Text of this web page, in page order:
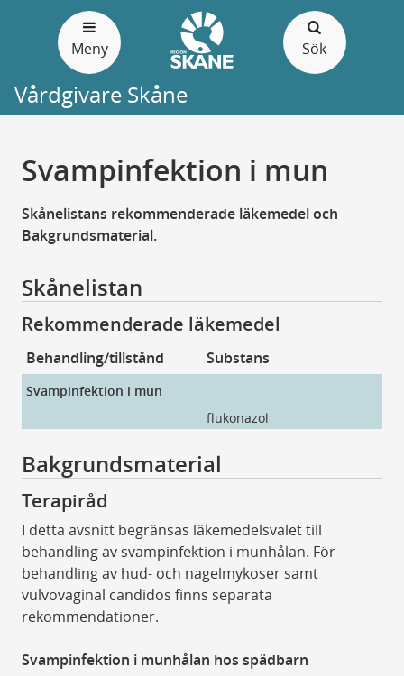
Meny Sök
Vårdgivare Skåne
Svampinfektion i mun
Skånelistans rekommenderade läkemedel och
Bakgrundsmaterial.
Skånelistan
Rekommenderade läkemedel
Behandling/tillstånd Substans
Svampinfektion i mun
flukonazol
Bakgrundsmaterial
Terapiråd
I detta avsnitt begränsas läkemedelsvalet till
behandling av svampinfektion i munhålan. För
behandling av hud- och nagelmykoser samt
vulvovaginal candidos finns separata
rekommendationer.
Svampinfektion i munhålan hos spädbarn